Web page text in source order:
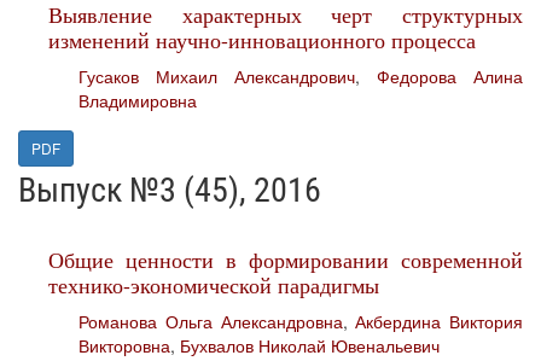
Выявление характерных черт структурных
изменений научно-инновационного процесса
Гусаков Михаил Александрович, Федорова Алина
Владимировна
PDF
Выпуск №3 (45), 2016
Общие ценности в формировании современной
технико-экономической парадигмы
Романова Ольга Александровна,Акбердина Виктория
Викторовна, Бухвалов Николай Ювенальевич